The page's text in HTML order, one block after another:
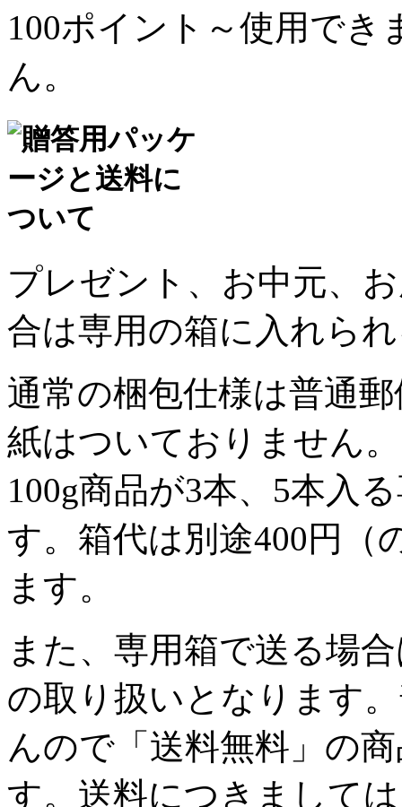
100ポイント～使用でき
ん。
プレゼント、お中元、
合は専用の箱に入れら
通常の梱包仕様は普通
紙はついておりません
100g商品が3本、5本入
す。 箱代は別途400円（
ます。
また、専用箱で送る場
の取り扱いとなります
んので 「送料無料」の
す。 送料につきまして